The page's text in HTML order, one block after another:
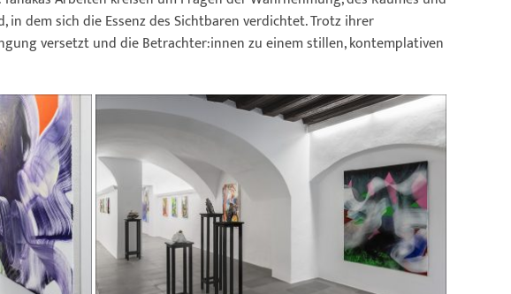
dem sich die Essenz des Sichtbaren verdichtet. Trotz ihrer
versetzt und die Betrachter:innen zu einem stillen, kontemplativen